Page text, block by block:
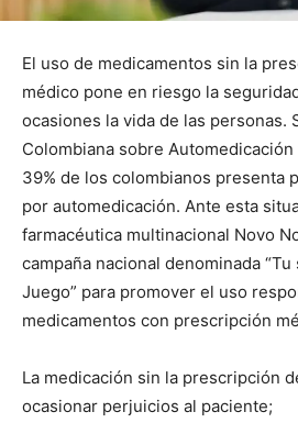
El uso de medicamentos sin la
médico pone en riesgo la
ocasiones la vida de las personas.
Colombiana sobre
39% de los colombianos presenta
por automedicación. Ante esta
farmacéutica multinacional Novo
campaña nacional denominada “Tu
Juego” para promover el uso
medicamentos con prescripción
La medicación sin la prescripción
ocasionar perjuicios al paciente;